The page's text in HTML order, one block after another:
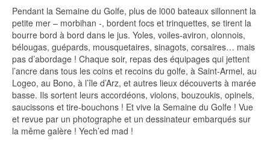
Pendant la Semaine du Golfe, plus de l000 bateaux sillonnent la
petite mer – morbihan -, bordent focs et trinquettes, se tirent la
bourre bord à bord dans le jus. Yoles, voiles-aviron, olonnois,
bélougas, guépards, mousquetaires, sinagots, corsaires… mais
pas d’abordage ! Chaque soir, repas des équipages qui jettent
l’ancre dans tous les coins et recoins du golfe, à Saint-Armel, au
Logeo, au Bono, à l’île d’Arz, et autres lieux découverts à marée
basse. Ils sortent leurs accordéons, violons, bouzoukis, opinels,
saucissons et tire-bouchons ! Et vive la Semaine du Golfe ! Vue
et revue par un photographe et un dessinateur embarqués sur
la même galère ! Yech’ed mad !